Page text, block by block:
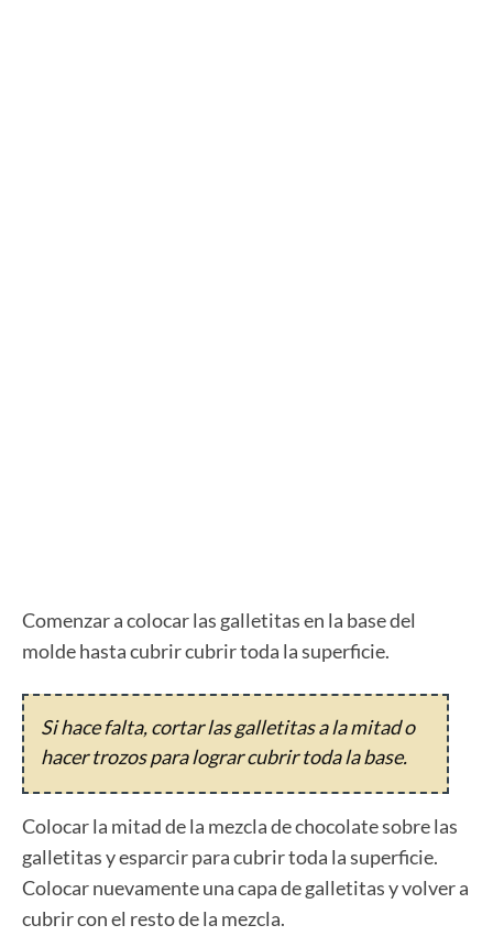
Comenzar a colocar las galletitas en la base del
molde hasta cubrir cubrir toda la superficie.
Si hace falta, cortar las galletitas a la mitad o
hacer trozos para lograr cubrir toda la base.
Colocar la mitad de la mezcla de chocolate sobre las
galletitas y esparcir para cubrir toda la superficie.
Colocar nuevamente una capa de galletitas y volver a
cubrir con el resto de la mezcla.